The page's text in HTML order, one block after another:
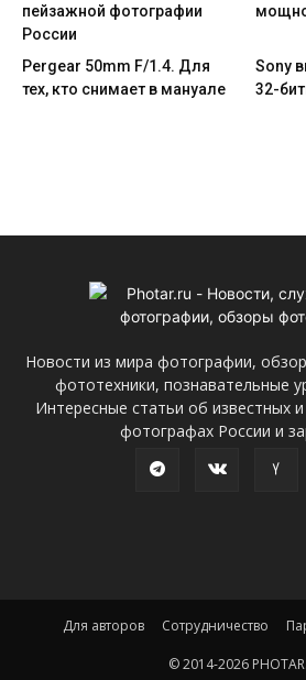
пейзажной фотографии
России
Pergear 50mm F/1.4. Для
тех, кто снимает в мануале
Sony
32-
Новости из мира фотографии,
фототехники, познавательные
Интересные статьи об известных
фотографах России и
Для авторов Сотрудничество
© 2014-2026